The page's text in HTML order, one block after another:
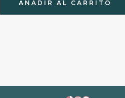
AÑADIR AL CARRITO